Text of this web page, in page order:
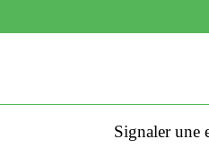
Signaler une